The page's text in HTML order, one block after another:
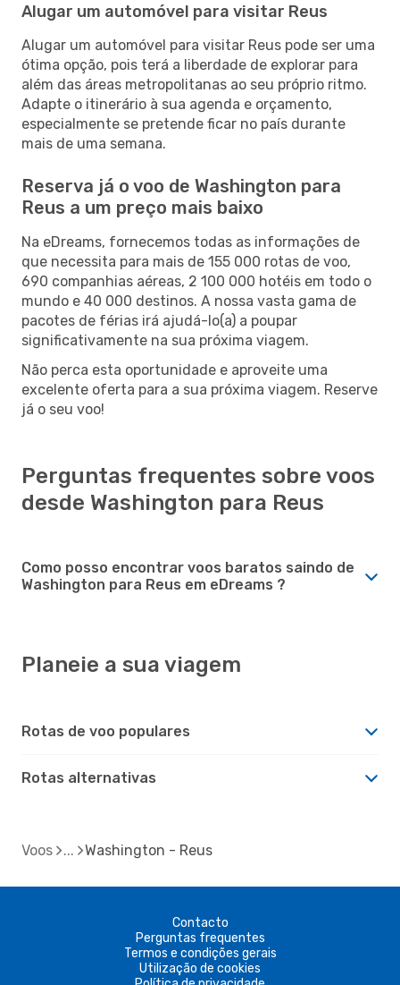
Alugar um automóvel para visitar Reus
Alugar um automóvel para visitar Reus pode ser uma
ótima opção, pois terá a liberdade de explorar para
além das áreas metropolitanas ao seu próprio ritmo.
Adapte o itinerário à sua agenda e orçamento,
especialmente se pretende ficar no país durante
mais de uma semana.
Reserva já o voo de Washington para
Reus a um preço mais baixo
Na eDreams, fornecemos todas as informações de
que necessita para mais de 155 000 rotas de voo,
690 companhias aéreas, 2 100 000 hotéis em todo o
mundo e 40 000 destinos. A nossa vasta gama de
pacotes de férias irá ajudá-lo(a) a poupar
significativamente na sua próxima viagem.
Não perca esta oportunidade e aproveite uma
excelente oferta para a sua próxima viagem. Reserve
já o seu voo!
Perguntas frequentes sobre voos
desde Washington para Reus
Como posso encontrar voos baratos saindo de
Washington para Reus em eDreams ?
Planeie a sua viagem
Rotas de voo populares
Rotas alternativas
Voos Washington - Reus
Contacto
Perguntas frequentes
Termos e condições gerais
Utilização de cookies